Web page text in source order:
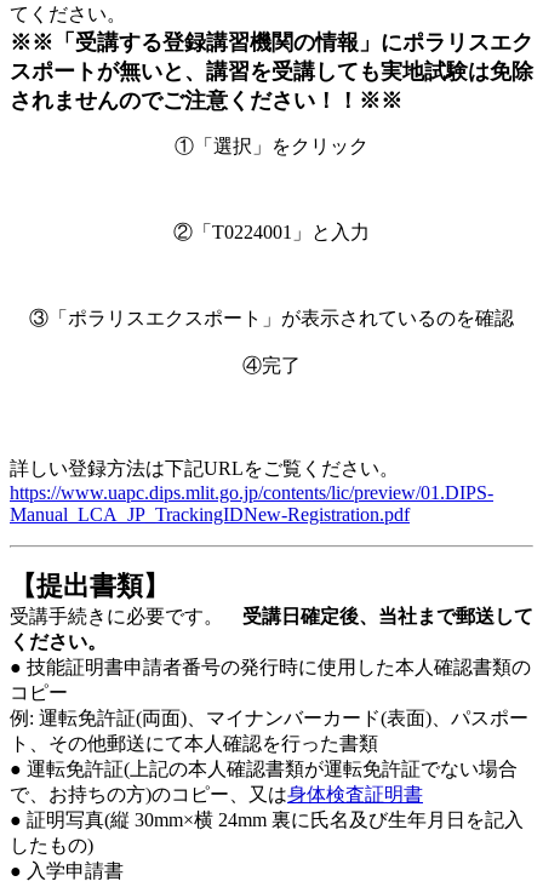
てください。
※※「受講する登録講習機関の情報」にポラリスエク
スポートが無いと、講習を受講しても実地試験は免除
されませんのでご注意ください！！※※
①「選択」をクリック
②「T0224001」と入力
③「ポラリスエクスポート」が表示されているのを確認
④完了
詳しい登録方法は下記URLをご覧ください。
https://www.uapc.dips.mlit.go.jp/contents/lic/preview/01.DIPS-
Manual_LCA_JP_TrackingIDNew-Registration.pdf
【提出書類】
受講手続きに必要です。 受講日確定後、当社まで郵送して
ください。
● 技能証明書申請者番号の発行時に使用した本人確認書類の
コピー
例: 運転免許証(両面)、マイナンバーカード(表面)、パスポー
ト、その他郵送にて本人確認を行った書類
● 運転免許証(上記の本人確認書類が運転免許証でない場合
で、お持ちの方)のコピー、又は身体検査証明書
● 証明写真(縦 30mm×横 24mm 裏に氏名及び生年月日を記入
したもの)
● 入学申請書